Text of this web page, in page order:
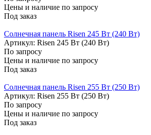
Цены и наличие по запросу
Под заказ
Солнечная панель Risen 245 Вт (240 Вт)
Артикул: Risen 245 Вт (240 Вт)
По запросу
Цены и наличие по запросу
Под заказ
Солнечная панель Risen 255 Вт (250 Вт)
Артикул: Risen 255 Вт (250 Вт)
По запросу
Цены и наличие по запросу
Под заказ